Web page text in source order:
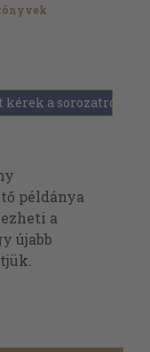
a sorozatról
példánya
a
újabb